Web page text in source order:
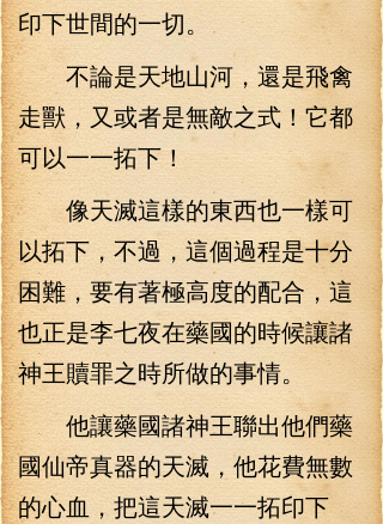
印下世間的一切。
不論是天地山河，還是飛禽
走獸，又或者是無敵之式！它都
可以一一拓下！
像天滅這樣的東西也一樣可
以拓下，不過，這個過程是十分
困難，要有著極高度的配合，這
也正是李七夜在藥國的時候讓諸
神王贖罪之時所做的事情。
他讓藥國諸神王聯出他們藥
國仙帝真器的天滅，他花費無數
的心血，把這天滅一一拓印下